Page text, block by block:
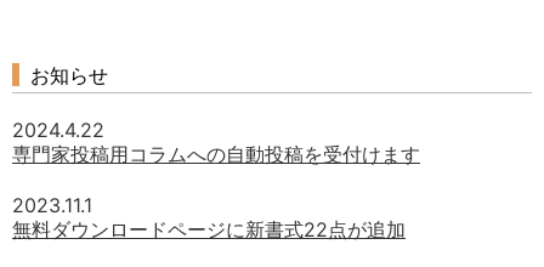
お知らせ
2024.4.22
専門家投稿用コラムへの自動投稿を受付けます
2023.11.1
無料ダウンロードページに新書式22点が追加